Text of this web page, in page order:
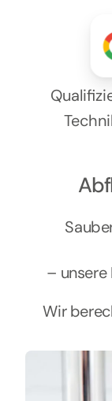
– unsere
Wir